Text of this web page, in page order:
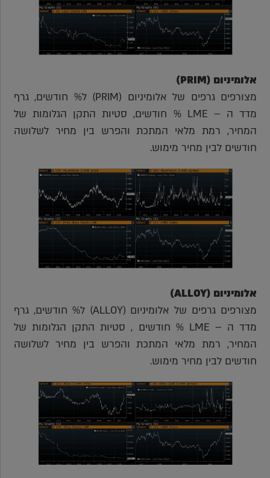
אלומיניום (PRIM)
מצורפים גרפים של אלומיניום (PRIM) ל% חודשים, גרף
מדד ה – LME % חודשים, סטיות התקן הגלומות של
המחיר, רמת מלאי המתכת והפרש בין מחיר לשלושה
חודשים לבין מחיר מימוש.
אלומיניום (ALLOY)
מצורפים גרפים של אלומיניום (ALLOY) ל% חודשים, גרף
מדד ה – LME % חודשים , סטיות התקן הגלומות של
המחיר, רמת מלאי המתכת והפרש בין מחיר לשלושה
חודשים לבין מחיר מימוש.